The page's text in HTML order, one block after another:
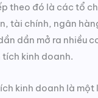
theo đó là các tổ
tài chính, ngân
dần mở ra nhiều
kinh doanh.
kinh doanh là một